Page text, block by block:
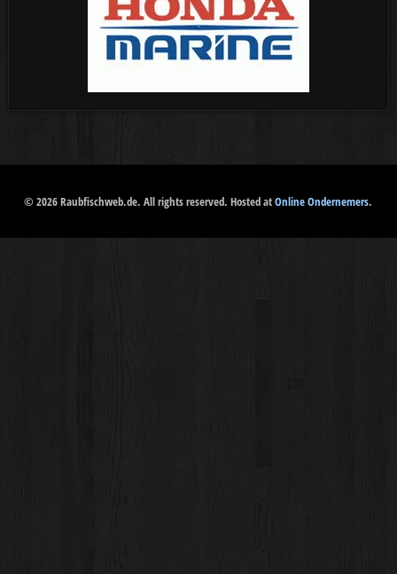
© 2026 Raubfischweb.de. All rights reserved. Hosted atOnline Ondernemers.